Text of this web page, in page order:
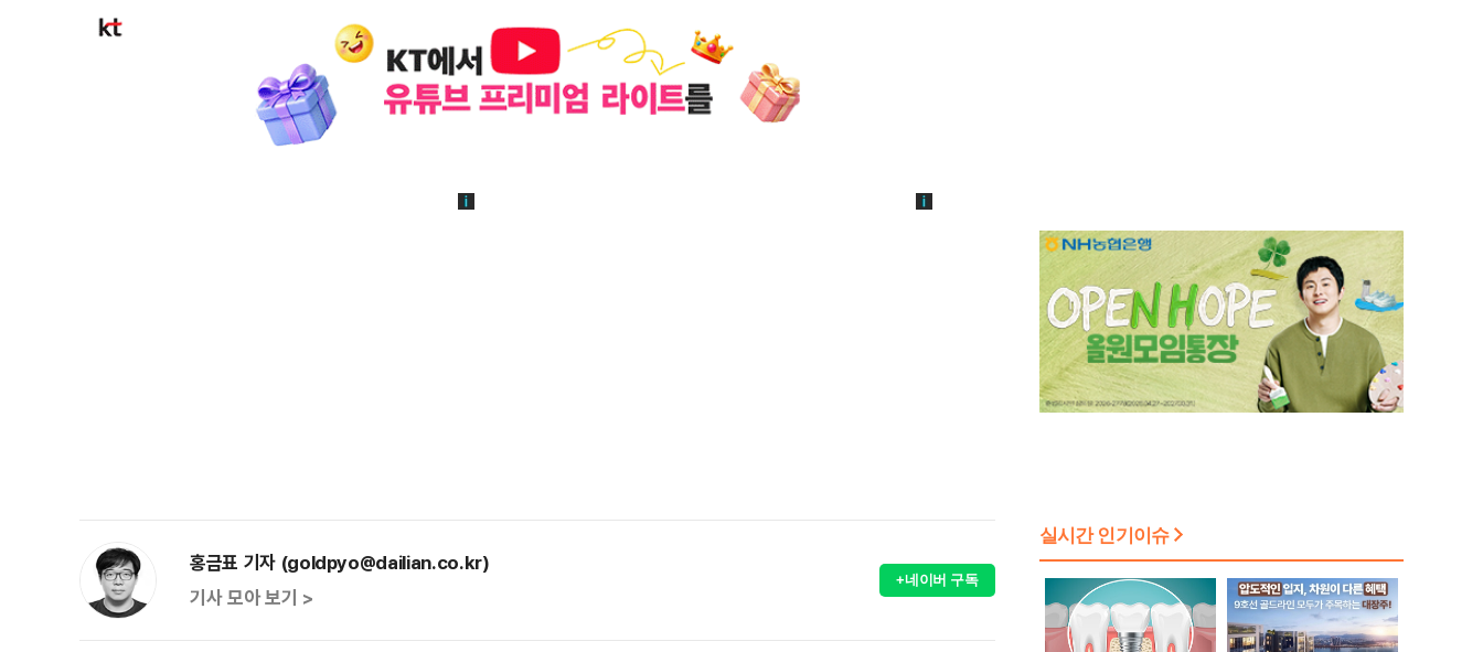
홍금표 기자 (goldpyo@dailian.co.kr)
기사 모아 보기 >
+네이버 구독